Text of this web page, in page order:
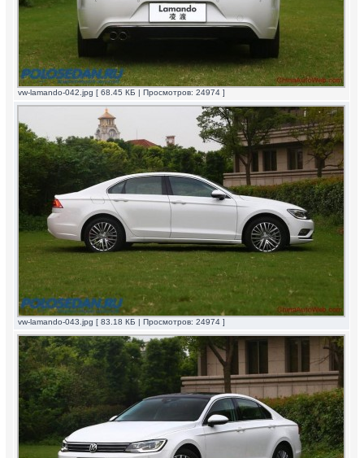
vw-lamando-042.jpg [ 68.45 КБ | Просмотров: 24974 ]
vw-lamando-043.jpg [ 83.18 КБ | Просмотров: 24974 ]